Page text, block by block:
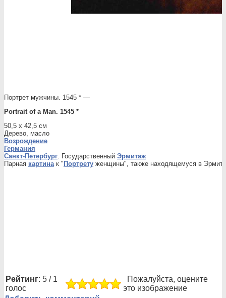
Портрет мужчины. 1545 * —
Portrait of a Man. 1545 *
50,5 x 42,5 см
Дерево, масло
Возрождение
Германия
Санкт-Петербург. Государственный Эрмитаж
Парная картинак " Портрету женщины", также находящемуся в
Рейтинг: 5 / 1
голос
Пожалуйста, оцените
это изображение